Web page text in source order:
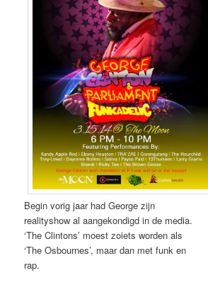
Begin vorig jaar had George zijn
realityshow al aangekondigd in de media.
‘The Clintons’ moest zoiets worden als
‘The Osbournes’, maar dan met funk en
rap.